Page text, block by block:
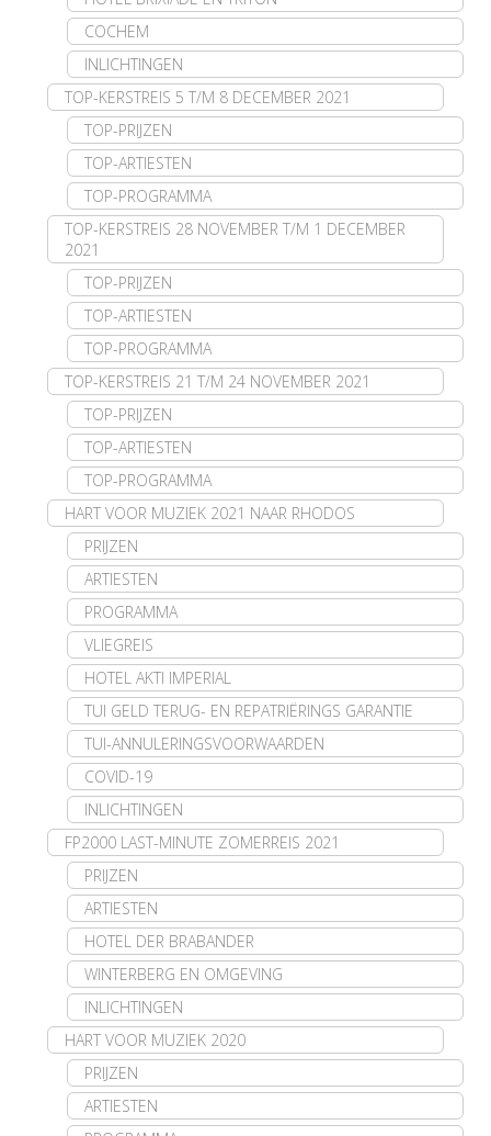
COCHEM
INLICHTINGEN
TOP-KERSTREIS 5 T/M 8 DECEMBER 2021
TOP-PRIJZEN
TOP-ARTIESTEN
TOP-PROGRAMMA
TOP-KERSTREIS 28 NOVEMBER T/M 1 DECEMBER
2021
TOP-PRIJZEN
TOP-ARTIESTEN
TOP-PROGRAMMA
TOP-KERSTREIS 21 T/M 24 NOVEMBER 2021
TOP-PRIJZEN
TOP-ARTIESTEN
TOP-PROGRAMMA
HART VOOR MUZIEK 2021 NAAR RHODOS
PRIJZEN
ARTIESTEN
PROGRAMMA
VLIEGREIS
HOTEL AKTI IMPERIAL
TUI GELD TERUG- EN REPATRIËRINGS GARANTIE
TUI-ANNULERINGSVOORWAARDEN
COVID-19
INLICHTINGEN
FP2000 LAST-MINUTE ZOMERREIS 2021
PRIJZEN
ARTIESTEN
HOTEL DER BRABANDER
WINTERBERG EN OMGEVING
INLICHTINGEN
HART VOOR MUZIEK 2020
PRIJZEN
ARTIESTEN